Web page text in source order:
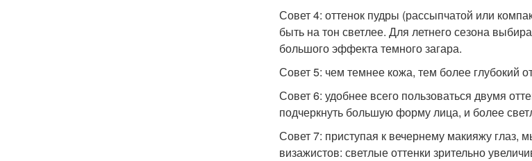
Совет 4: оттенок пудры (рассыпчатой или
быть на тон светлее. Для летнего сезона
большого эффекта темного загара.
Совет 5: чем темнее кожа, тем более глубокий
Совет 6: удобнее всего пользоваться двумя
подчеркнуть большую форму лица, и более
Совет 7: приступая к вечернему макияжу
визажистов: светлые оттенки зрительно